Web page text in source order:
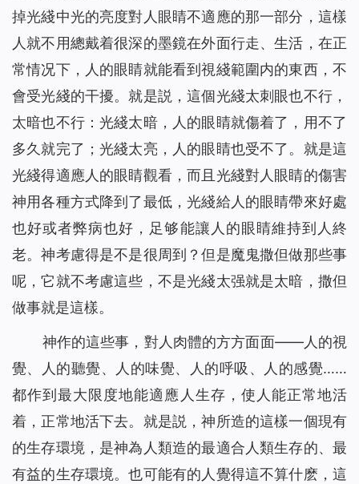
掉光綫中光的亮度對人眼睛不適應的那一部分，這樣
人就不用總戴着很深的墨鏡在外面行走、生活，在正
常情况下，人的眼睛就能看到視綫範圍内的東西，不
會受光綫的干擾。就是説，這個光綫太刺眼也不行，
太暗也不行：光綫太暗，人的眼睛就傷着了，用不了
多久就完了；光綫太亮，人的眼睛也受不了。就是這
光綫得適應人的眼睛觀看，而且光綫對人眼睛的傷害
神用各種方式降到了最低，光綫給人的眼睛帶來好處
也好或者弊病也好，足够能讓人的眼睛維持到人終
老。神考慮得是不是很周到？但是魔鬼撒但做那些事
呢，它就不考慮這些，不是光綫太强就是太暗，撒但
做事就是這樣。
神作的這些事，對人肉體的方方面面——人的視
覺、人的聽覺、人的味覺、人的呼吸、人的感覺……
都作到最大限度地能適應人生存，使人能正常地活
着，正常地活下去。就是説，神所造的這樣一個現有
的生存環境，是神為人類造的最適合人類生存的、最
有益的生存環境。也可能有的人覺得這不算什麽，這